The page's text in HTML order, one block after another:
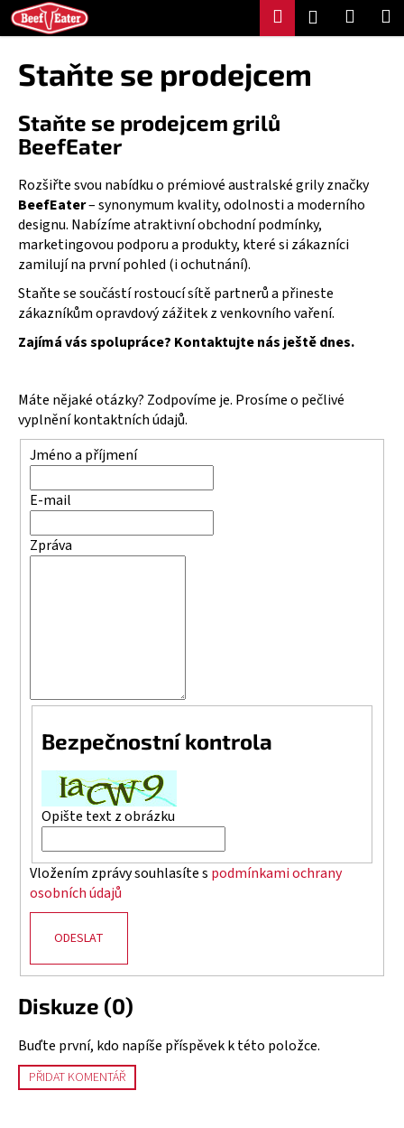
Přejít
na
Hledat Přihlášení
Staňte se prodejcem
Staňte se prodejcem grilů
BeefEater
Rozšiřte svou nabídku o prémiové australské grily značky
BeefEater– synonymum kvality, odolnosti a moderního
designu. Nabízíme atraktivní obchodní podmínky,
marketingovou podporu a produkty, které si zákazníci
zamilují na první pohled (i ochutnání).
Staňte se součástí rostoucí sítě partnerů a přineste
zákazníkům opravdový zážitek z venkovního vaření.
Zajímá vás spolupráce? Kontaktujte nás ještě dnes.
Máte nějaké otázky? Zodpovíme je. Prosíme o pečlivé
vyplnění kontaktních údajů.
Jméno a příjmení
E-mail
Zpráva
Bezpečnostní kontrola
Opište text z obrázku
Vložením zprávy souhlasíte s podmínkami ochrany
osobních údajů
ODESLAT
Diskuze (0)
Buďte první, kdo napíše příspěvek k této položce.
PŘIDAT KOMENTÁŘ
K
o
o
p
t
ř
e
b
u
j
e
n
a
D
m
VESTAVNÝ
GRIL
BEEFEATER
SERIES
–
HOŘÁKY